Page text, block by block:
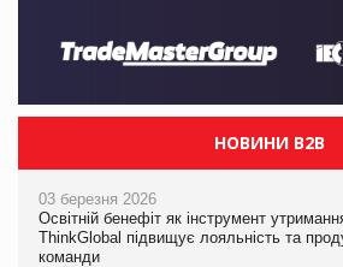
НОВИНИ B2B
03 березня 2026
Освітній бенефіт як інструмент
ThinkGlobal підвищує лояльність та
команди